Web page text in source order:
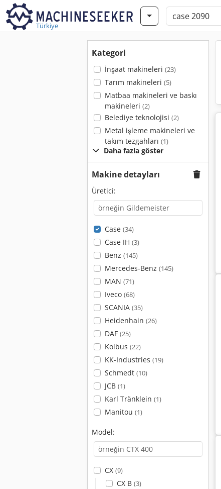
Türkiye
Kategori
İnşaat makineleri (23)
Tarım makineleri (5)
Matbaa makineleri ve baskı
makineleri (2)
Belediye teknolojisi (2)
Metal işleme makineleri ve
takım tezgahları (1)
Daha fazla göster
Makine detayları
Üretici:
Case (34)
Case IH (3)
Benz (145)
Mercedes-Benz (145)
MAN (71)
Iveco (68)
SCANIA (35)
Heidenhain (26)
DAF (25)
Kolbus (22)
KK-Industries (19)
Schmedt (10)
JCB (1)
Karl Tränklein (1)
Manitou (1)
Model:
CX (9)
CX B (3)